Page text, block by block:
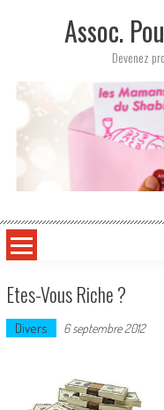
Assoc.
Devenez
Etes-Vous Riche ?
Divers 6 septembre 2012